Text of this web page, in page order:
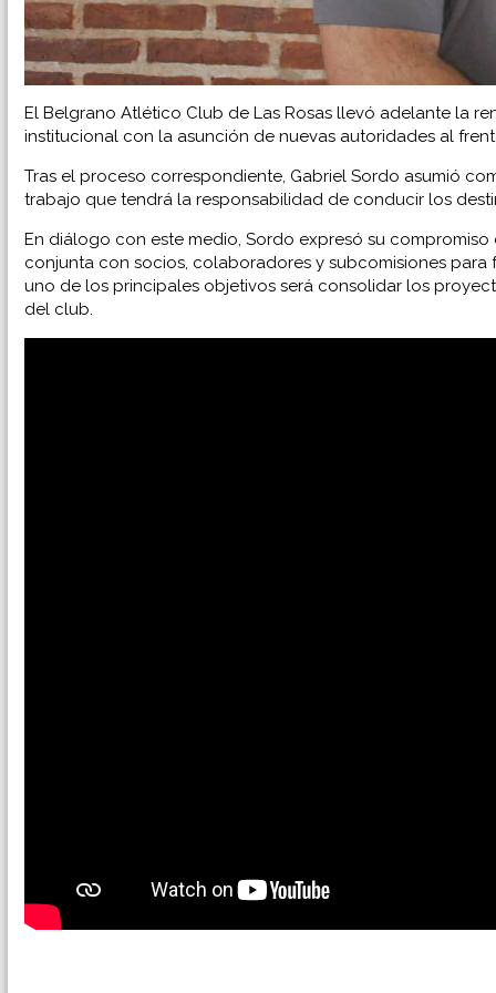
El Belgrano Atlético Club de Las Rosas llevó adelante la
institucional con la asunción de nuevas autoridades al
Tras el proceso correspondiente, Gabriel Sordo asumió
trabajo que tendrá la responsabilidad de conducir los
En diálogo con este medio, Sordo expresó su
conjunta con socios, colaboradores y subcomisiones
uno de los principales objetivos será consolidar los
del club.